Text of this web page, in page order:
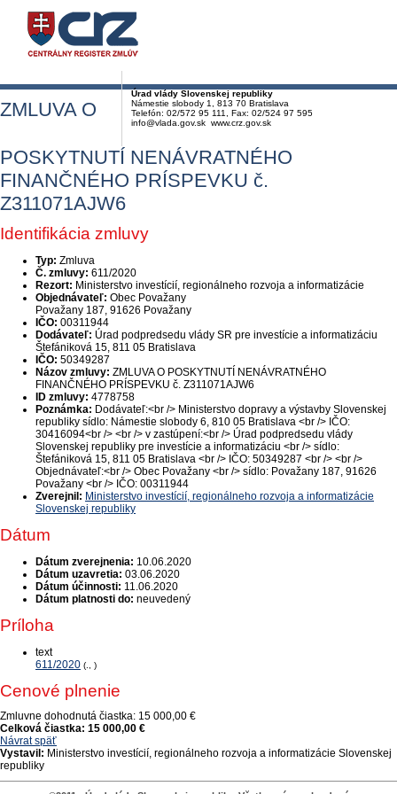
Úrad vlády Slovenskej republiky
Námestie slobody 1, 813 70 Bratislava
Telefón: 02/572 95 111, Fax: 02/524 97 595
info@vlada.gov.sk www.crz.gov.sk
ZMLUVA O
POSKYTNUTÍ NENÁVRATNÉHO
FINANČNÉHO PRÍSPEVKU č.
Z311071AJW6
Identifikácia zmluvy
Typ: Zmluva
Č. zmluvy: 611/2020
Rezort: Ministerstvo investícií, regionálneho rozvoja a informatizácie
Objednávateľ: Obec Považany
Považany 187, 91626 Považany
IČO: 00311944
Dodávateľ: Úrad podpredsedu vlády SR pre investície a informatizáciu
Štefániková 15, 811 05 Bratislava
IČO: 50349287
Názov zmluvy: ZMLUVA O POSKYTNUTÍ NENÁVRATNÉHO
FINANČNÉHO PRÍSPEVKU č. Z311071AJW6
ID zmluvy: 4778758
Poznámka: Dodávateľ:<br /> Ministerstvo dopravy a výstavby Slovenskej
republiky sídlo: Námestie slobody 6, 810 05 Bratislava <br /> IČO:
30416094<br /> <br /> v zastúpení:<br /> Úrad podpredsedu vlády
Slovenskej republiky pre investície a informatizáciu <br /> sídlo:
Štefániková 15, 811 05 Bratislava <br /> IČO: 50349287 <br /> <br />
Objednávateľ:<br /> Obec Považany <br /> sídlo: Považany 187, 91626
Považany <br /> IČO: 00311944
Zverejnil: Ministerstvo investícií, regionálneho rozvoja a informatizácie
Slovenskej republiky
Dátum
Dátum zverejnenia: 10.06.2020
Dátum uzavretia: 03.06.2020
Dátum účinnosti: 11.06.2020
Dátum platnosti do: neuvedený
Príloha
text
611/2020 (., )
Cenové plnenie
Zmluvne dohodnutá čiastka: 15 000,00 €
Celková čiastka: 15 000,00 €
Návrat späť
Vystavil: Ministerstvo investícií, regionálneho rozvoja a informatizácie Slovenskej
republiky